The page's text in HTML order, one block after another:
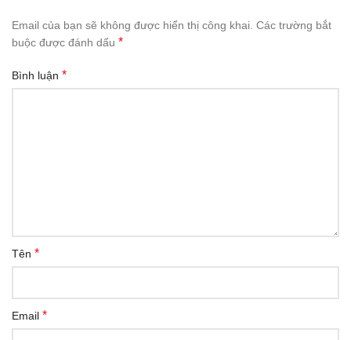
Email của bạn sẽ không được hiển thị công khai. Các trường bắt
buộc được đánh dấu *
Bình luận *
Tên *
Email *